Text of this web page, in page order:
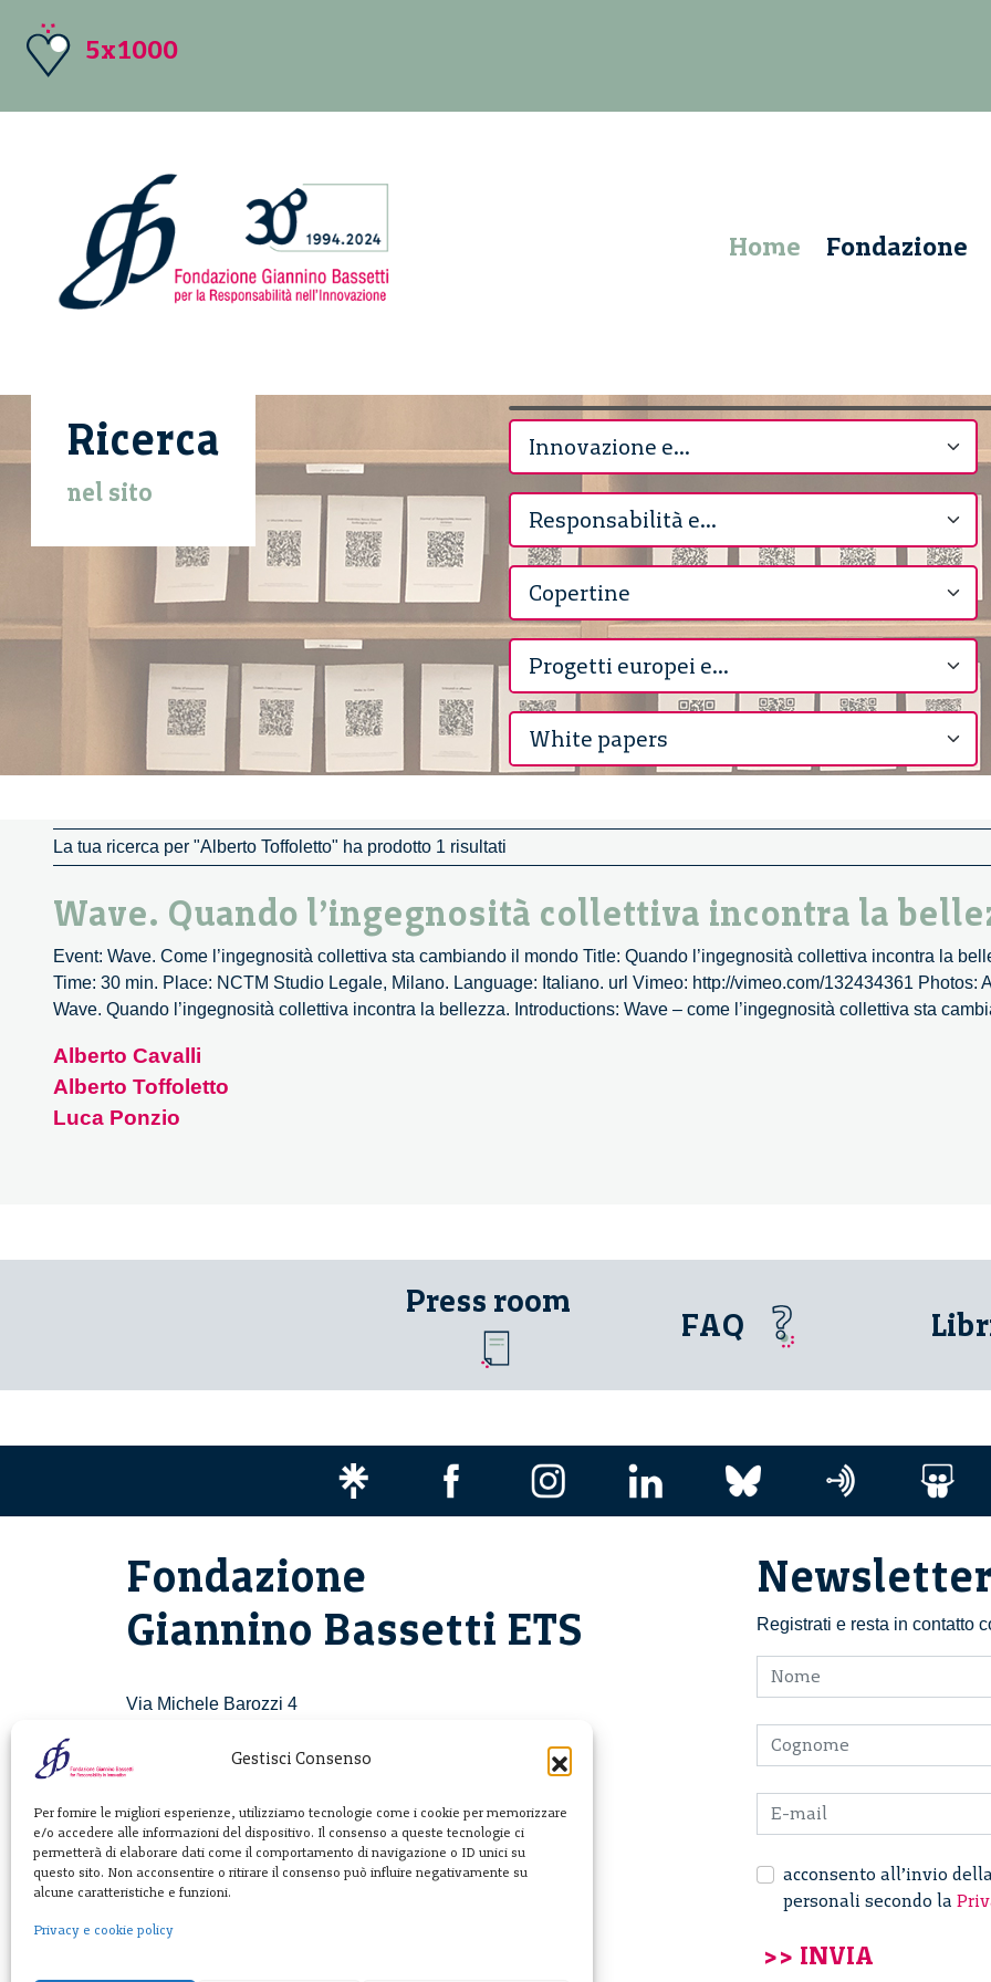
Gestisci Consenso
Per fornire le migliori esperienze, utilizziamo tecnologie come i cookie per memorizzare
e/o accedere alle informazioni del dispositivo. Il consenso a queste tecnologie ci
permetterà di elaborare dati come il comportamento di navigazione o ID unici su
questo sito. Non acconsentire o ritirare il consenso può influire negativamente su
alcune caratteristiche e funzioni.
Privacy e cookie policy
5x1000
Home Fondazione
Ricerca
nel sito
La tua ricerca per "Alberto Toffoletto" ha prodotto 1 risultati
Wave. Quando l’ingegnosità collettiva incontra la
Event: Wave. Come l’ingegnosità collettiva sta cambiando il mondo Title: Quando l’ingegnosità collettiva incontra la
Time: 30 min. Place: NCTM Studio Legale, Milano. Language: Italiano. url Vimeo: http://vimeo.com/132434361 Photos:
Wave. Quando l’ingegnosità collettiva incontra la bellezza. Introductions: Wave – come l’ingegnosità collettiva sta
Alberto Cavalli
Alberto Toffoletto
Luca Ponzio
Press room
FAQ
Newsletter
Registrati e resta in contatto
acconsento all’invio
personali secondo la
Fondazione
Giannino Bassetti ETS
Via Michele Barozzi 4
T. +39 02 781933
info@fondazionebassetti.org
p.i. 12520270153